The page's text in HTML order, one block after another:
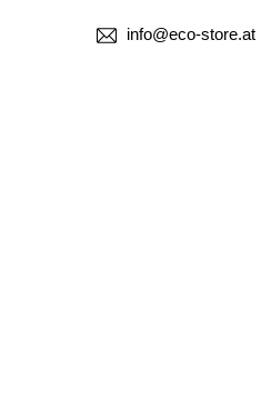
info@eco-store.at